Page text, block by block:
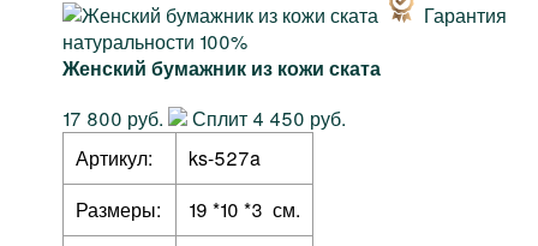
Гарантия
натуральности 100%
Женский бумажник из кожи ската
17 800 руб.
Сплит 4 450 руб.
Артикул:
ks-527a
Размеры:
19 *10 *3 см.